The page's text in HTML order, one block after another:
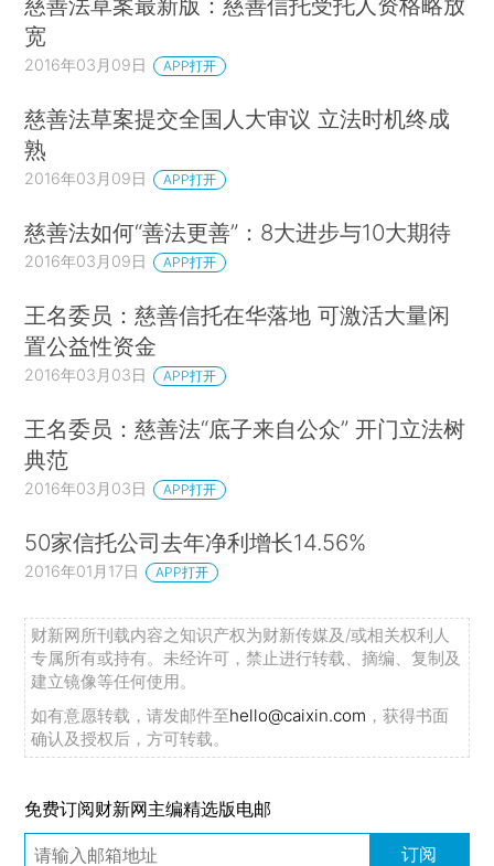
宽
2016年03月09日 APP打开
慈善法草案提交全国人大审议 立法时机终成
熟
2016年03月09日 APP打开
慈善法如何“善法更善”：8大进步与10大期待
2016年03月09日 APP打开
王名委员：慈善信托在华落地 可激活大量闲
置公益性资金
2016年03月03日 APP打开
王名委员：慈善法“底子来自公众” 开门立法树
典范
2016年03月03日 APP打开
50家信托公司去年净利增长14.56%
2016年01月17日 APP打开
财新网所刊载内容之知识产权为财新传媒及/或相关权利人
专属所有或持有。未经许可，禁止进行转载、摘编、复制及
建立镜像等任何使用。
如有意愿转载，请发邮件至hello@caixin.com ，获得书面
确认及授权后，方可转载。
免费订阅财新网主编精选版电邮
订阅